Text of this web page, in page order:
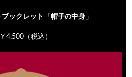
ックレット「帽子の中身」
4,500（税込）